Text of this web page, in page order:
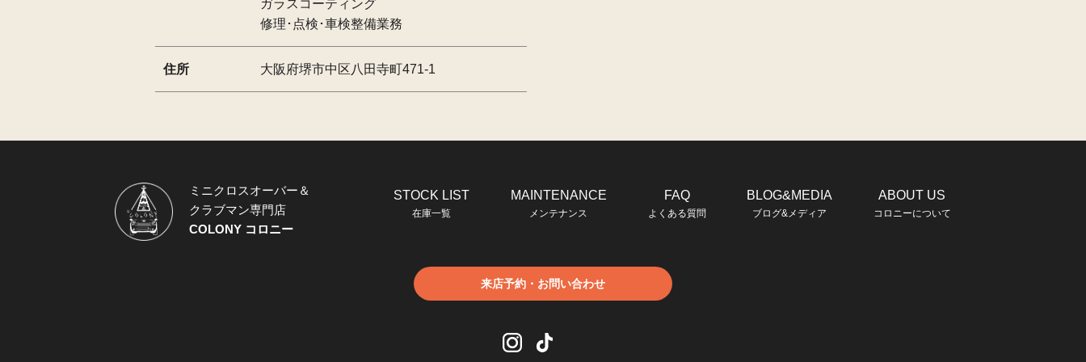
ガラスコーティング
修理･点検･車検整備業務
住所 大阪府堺市中区八田寺町471-1
ミニクロスオーバー＆
クラブマン専門店
COLONY コロニー
STOCK LIST
在庫一覧
MAINTENANCE
メンテナンス
FAQ
よくある質問
BLOG&MEDIA
ブログ&メディア
ABOUT US
コロニーについて
来店予約・お問い合わせ